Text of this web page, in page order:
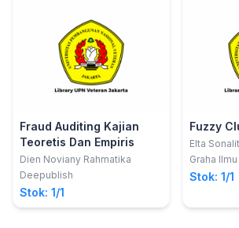
Fraud Auditing Kajian
Teoretis Dan Empiris
Dien Noviany Rahmatika
Deepublish
Stok: 1/1
Fuzzy
Elta
Graha Ilmu
Stok: 1/1